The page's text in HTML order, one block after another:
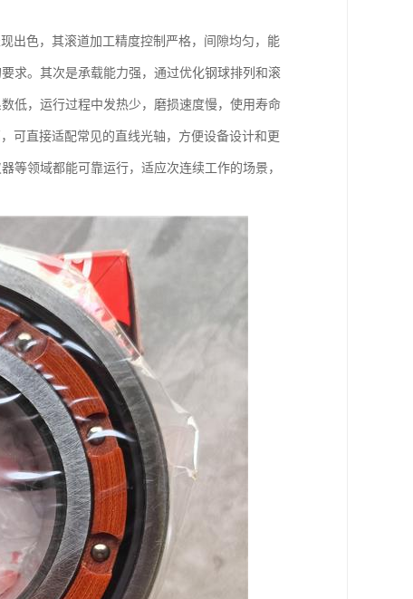
出色，其滚道加工精度控制严格，间隙均匀，能
求。其次是承载能力强，通过优化钢球排列和滚
低，运行过程中发热少，磨损速度慢，使用寿命
可直接适配常见的直线光轴，方便设备设计和更
等领域都能可靠运行，适应次连续工作的场景，